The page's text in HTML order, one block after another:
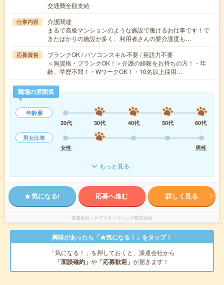
交通費全額支給
仕事内容
介護関連
まるで高級マンションのような施設で働けるお仕事です！で
きたばかりの施設が多く、利用者さんの要介護度も…
応募資格
ブランクOK / パソコンスキル不要 / 英語力不要
＜無資格・ブランクOK！＞介護の経験をお持ちの方！・年
齢、学歴不問！・WワークOK！・10名以上採用…
職場の雰囲気
年齢層
20代
30代 40代 50代
60代
男女比率
女性
男性
もっと見る
気になる! 応募へ進む 詳しく見る
派遣会社 ケアスタッフィング株式会社
興味があったら「★気になる！」をタップ！
「気になる！」を押しておくと、派遣会社から
「面談確約」 や 「応募歓迎」 が届きます！